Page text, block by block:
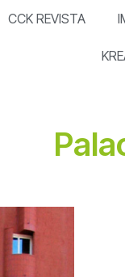
CCK REVISTA